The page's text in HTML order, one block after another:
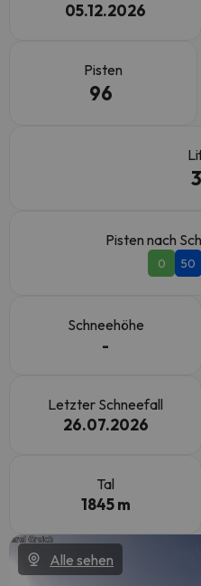
05.12.2026
Pisten
96
Pisten nach
0 50
Schneehöhe
-
Letzter Schneefall
26.07.2026
Tal
1845 m
Alle sehen